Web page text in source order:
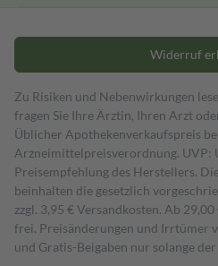
Widerruf
Zu Risiken und Nebenwirkungen
fragen Sie Ihre Ärztin, Ihren Arzt
Üblicher Apothekenverkaufspreis
Arzneimittelpreisverordnung. UVP:
Preisempfehlung des Herstellers.
beinhalten die gesetzlich
zzgl. 3,95 € Versandkosten. Ab
frei. Preisänderungen und Irrtümer
und Gratis-Beigaben nur solange